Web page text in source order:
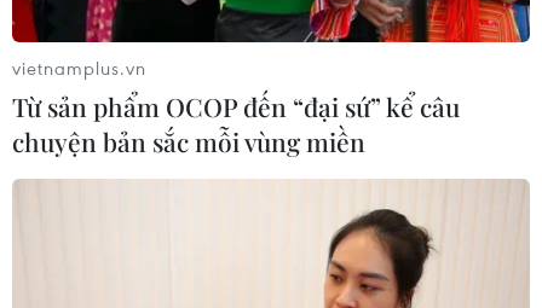
vietnamplus.vn
Từ sản phẩm OCOP đến “đại sứ” kể câu
chuyện bản sắc mỗi vùng miền